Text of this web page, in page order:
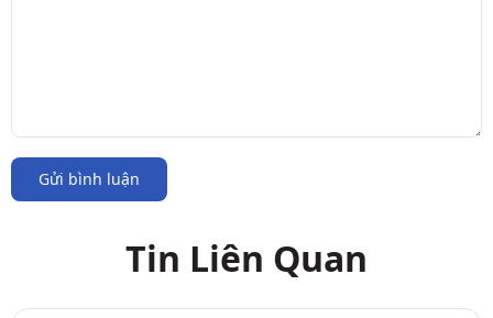
Gửi bình luận
Tin Liên Quan